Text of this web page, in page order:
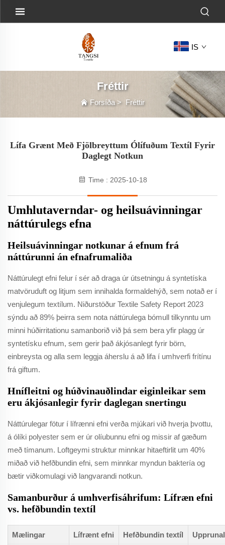
IS
Fréttir
Forsíða> Fréttir
Lífa Grænt Með Fjölbreyttum Ólífuðum Textíl Fyrir
Daglegt Notkun
Time : 2025-10-18
Umhlutaverndar- og heilsuávinningar
náttúrulegs efna
Heilsuávinningar notkunar á efnum frá
náttúrunni án efnafrumaliða
Náttúrulegt efni felur í sér að draga úr útsetningu á syntetíska
matvöruduft og litjum sem innihalda formaldehýð, sem notað er í
venjulegum textílum. Niðurstöður Textile Safety Report 2023
sýndu að 89% þeirra sem nota náttúrulega bómull tilkynntu um
minni húðirritationu samanborið við þá sem bera yfir plagg úr
syntetísku efnum, sem gerir það ákjósanlegt fyrir börn,
einbreysta og alla sem leggja áherslu á að lifa í umhverfi frítínu
frá giftum.
Hnífleitni og húðvinauðlindar eiginleikar sem
eru ákjósanlegir fyrir daglegan snertingu
Náttúrulegar fötur í lífrænni efni verða mjúkari við hverja þvottu,
á ólíki polyester sem er úr olíubunnu efni og missir af gæðum
með tímanum. Loftgeymi struktur minnkar hitaeftirlit um 40%
miðað við hefðbundin efni, sem minnkar myndun baktería og
bætir viðkomulagi við langvarandi notkun.
Samanburður á umhverfisáhrifum: Lífræn efni
vs. hefðbundin textíl
Mælingar Lífrænt efni Hefðbundin textíl